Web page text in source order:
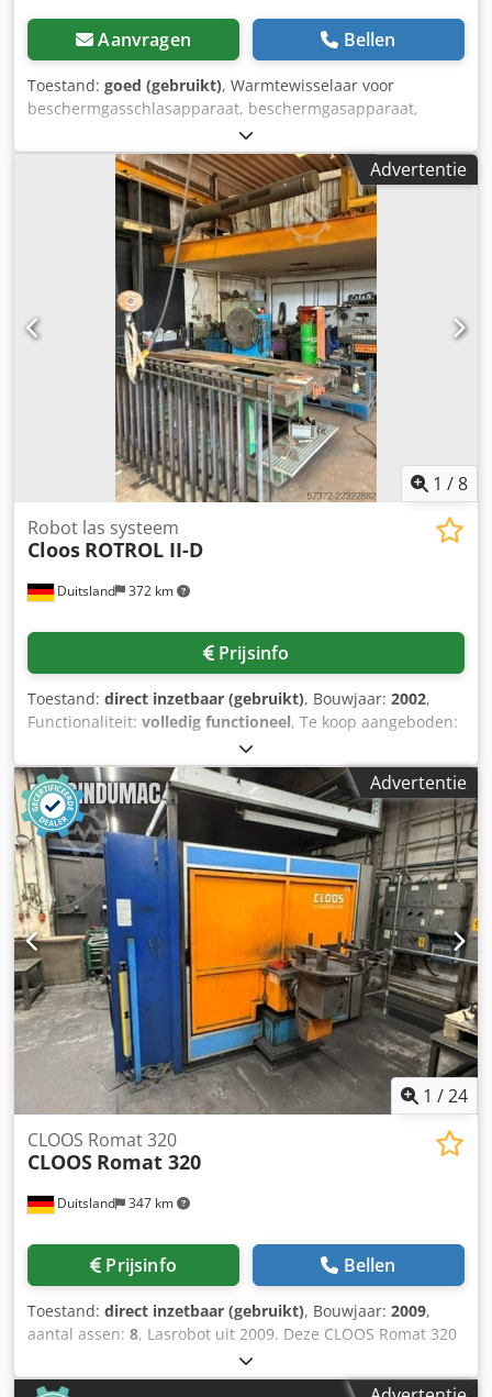
Aanvragen Bellen
Toestand: goed (gebruikt), Warmtewisselaar voor
beschermgasschlasapparaat, beschermgasapparaat,
koeler - Fabrikant: CLOOS, warmtewisselaar uit
beschermgasschlasapparaat GLC 353 MC3 - Ventilator:
ebm papst type M4Q0465-DA01-S8 Crjdpfx Aewubqten Eef
- Afmetingen: 330/160/H330 mm - Gewicht: 4,2 kg
Advertentie
1 /8
Duitsland 372 km
Robot las systeem
Cloos ROTROL II-D
Prijsinfo
Toestand: direct inzetbaar (gebruikt), Bouwjaar: 2002,
Functionaliteit: volledig functioneel, Te koop aangeboden:
een robotgestuurde CLOOS lasinstallatie. 1)
Robotlasinstallatie CLOOS, draadtoevoersnelheid: 30
m/min, gewicht draadspoel staal: 15 kg, gewicht
draadspoel aluminium: 4 kg, afmetingen lasbron X/Y/Z:
1245 mm/470 mm/930 mm, gewicht lasbron: ca. 190 kg,
afmetingen draadtoevoer: 680 mm/410 mm/235 mm,
gewicht draadtoevoer: ca. 24 kg. 2) Lasrobot CLOOS ROMAT
310, nuttig draagvermogen: ca. 10 kg, maximale reikwijdte:
ca. 1540 mm, maximale gewicht van het werkstuk: ca. 3500
kg, besturing: CLOOS ROTROL II-D. 3)
Werkstukpositioneerder CLOOS WPV-DP-10000 N, aantal: 2.
4) Lasstroombronnen CLOOS GLC 503 Quinto, aantal: 2. 5)
Hoofdschakelkast CLOOS. 6) Lasrookafzuiging. Inclusief
beschermingshek en randapparatuur. Bezichtiging is
mogelijk na overleg. Crodpozli Acefx An Esf
Advertentie
1 /24
Duitsland 347 km
CLOOS Romat 320
CLOOS Romat 320
Prijsinfo Bellen
Toestand: direct inzetbaar (gebruikt), Bouwjaar: 2009,
aantal assen: 8, Lasrobot uit 2009. Deze CLOOS Romat 320
is voorzien van een geïntegreerde 2-assige
werkstukpositioneerder met een verticaal draaibare